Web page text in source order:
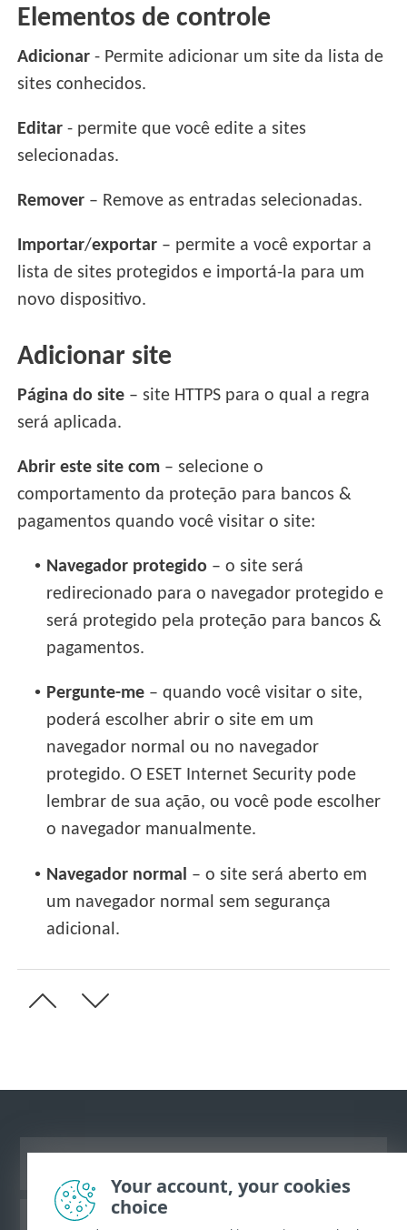
Elementos de controle
Adicionar - Permite adicionar um site da lista de
sites conhecidos.
Editar - permite que você edite a sites
selecionadas.
Remover – Remove as entradas selecionadas.
Importar/exportar – permite a você exportar a
lista de sites protegidos e importá-la para um
novo dispositivo.
Adicionar site
Página do site – site HTTPS para o qual a regra
será aplicada.
Abrir este site com – selecione o
comportamento da proteção para bancos &
pagamentos quando você visitar o site:
• Navegador protegido – o site será
redirecionado para o navegador protegido e
será protegido pela proteção para bancos &
pagamentos.
• Pergunte-me – quando você visitar o site,
poderá escolher abrir o site em um
navegador normal ou no navegador
protegido. O ESET Internet Security pode
lembrar de sua ação, ou você pode escolher
o navegador manualmente.
• Navegador normal – o site será aberto em
um navegador normal sem segurança
adicional.
Base de conhecimento da ESET
Your account, your cookies
choice